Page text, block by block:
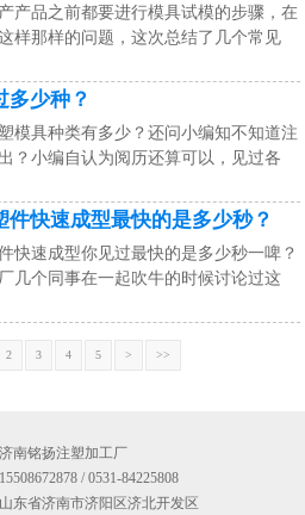
产品之前都要进行模具试模的步骤，在
样那样的问题，这次总结了几个常见
多少种？
模具种类有多少？还问小编知不知道注
？小编自认为阅历还算可以，见过各
快速成型最快的是多少秒？
快速成型你见过最快的是多少秒一啤？
几个同事在一起吹牛的时候讨论过这
2 3 4 5 > >>
南铭扬注塑加工厂
/ 0531-84225808
东省济南市济阳区济北开发区